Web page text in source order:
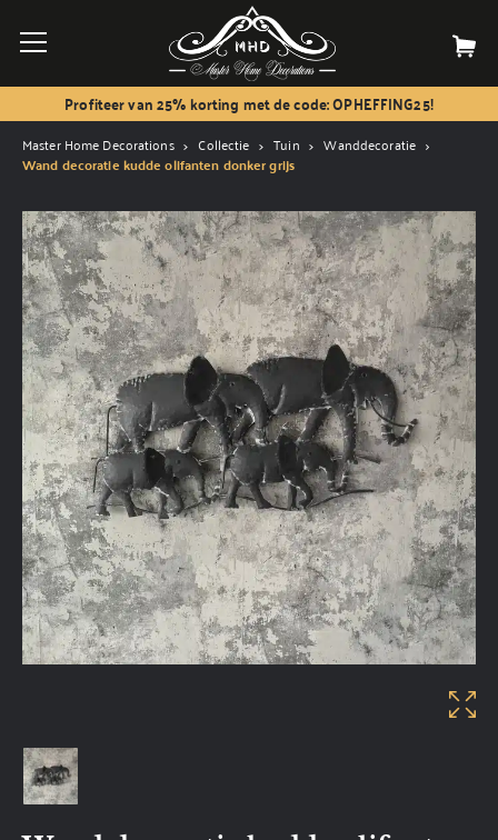
Profiteer van 25% korting met de code: OPHEFFING25!
Master Home Decorations Collectie Tuin Wanddecoratie
Wand decoratie kudde olifanten donker grijs